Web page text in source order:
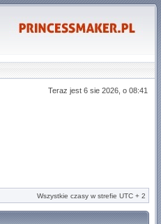
Teraz jest 6 sie 2026, o 08:41
Wszystkie czasy w strefie UTC + 2